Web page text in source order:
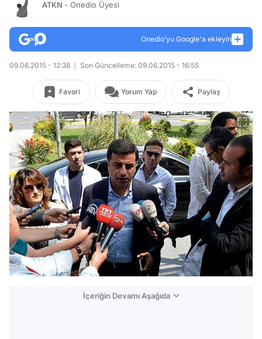
ATKN - Onedio Üyesi
Onedio’yu Google'a ekleyin
09.06.2015 - 12:38 Son Güncelleme: 09.06.2015 - 16:55
Favori Yorum Yap Paylaş
İçeriğin Devamı Aşağıda